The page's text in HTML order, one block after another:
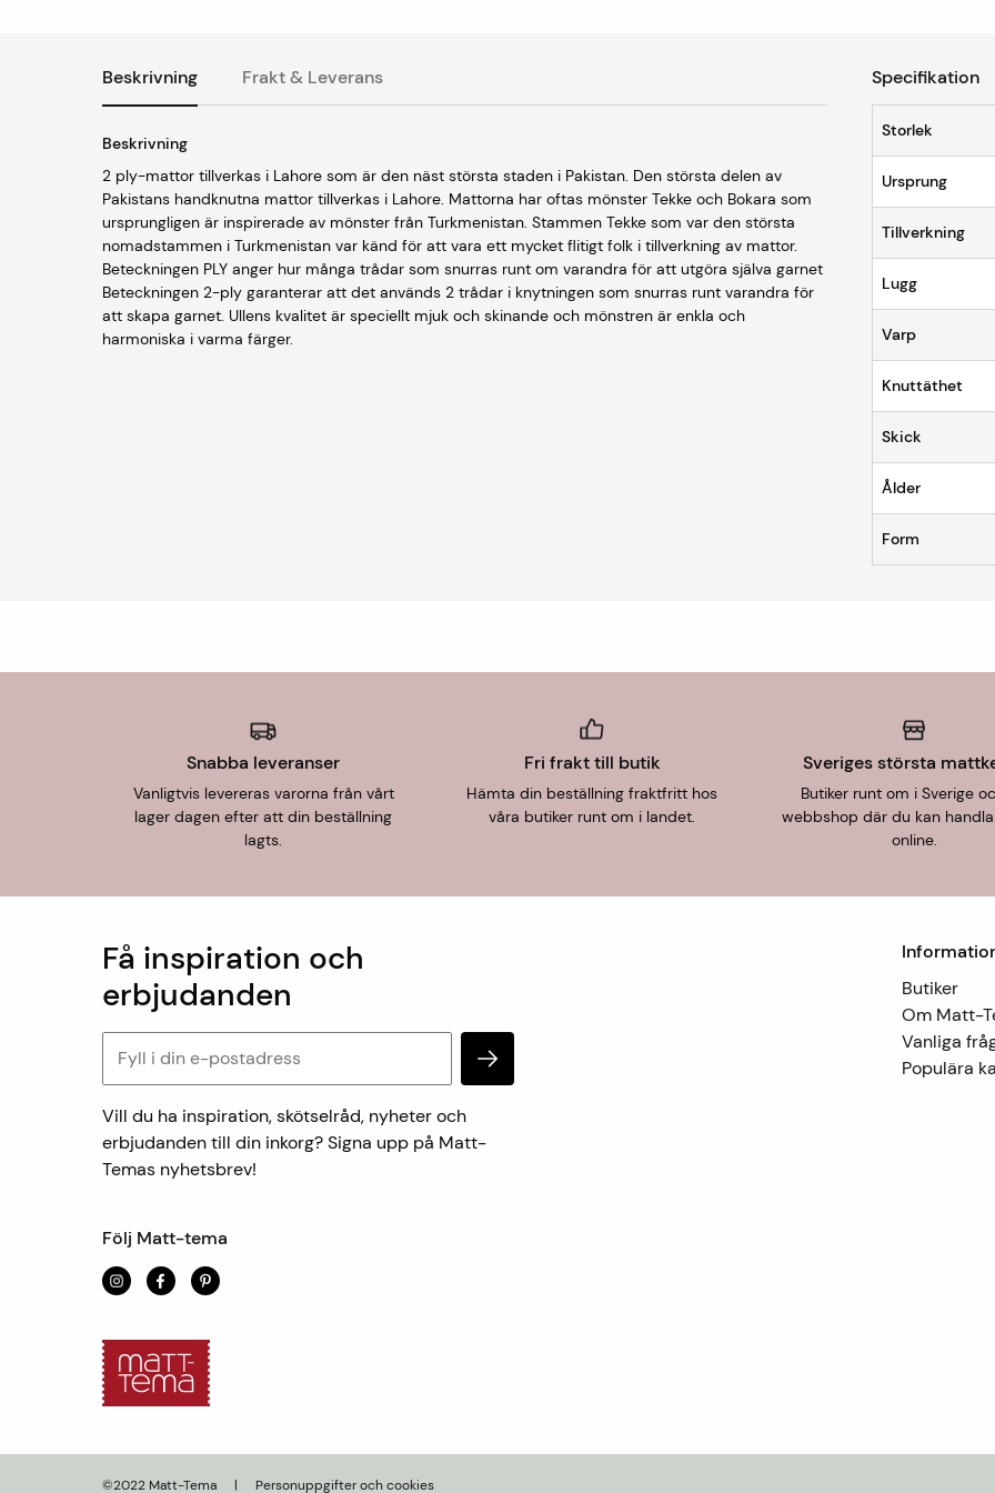
Beskrivning Frakt & Leverans
Beskrivning
2 ply-mattor tillverkas i Lahore som är den näst största staden i Pakistan. Den största delen av
Pakistans handknutna mattor tillverkas i Lahore. Mattorna har oftas mönster Tekke och Bokara som
ursprungligen är inspirerade av mönster från Turkmenistan. Stammen Tekke som var den största
nomadstammen i Turkmenistan var känd för att vara ett mycket flitigt folk i tillverkning av mattor.
Beteckningen PLY anger hur många trådar som snurras runt om varandra för att utgöra själva garnet
Beteckningen 2-ply garanterar att det används 2 trådar i knytningen som snurras runt varandra för
att skapa garnet. Ullens kvalitet är speciellt mjuk och skinande och mönstren är enkla och
harmoniska i varma färger.
Specifikation
Storlek
Ursprung
Tillverkning
Lugg
Varp
Knuttäthet
Skick
Ålder
Form
Snabba leveranser
Vanligtvis levereras varorna från vårt
lager dagen efter att din beställning
lagts.
Fri frakt till butik
Hämta din beställning fraktfritt hos
våra butiker runt om i landet.
Sveriges största
Butiker runt om i Sverige
webbshop där du kan
online.
Butiker
Om Matt-
Vanliga
Populära
Få inspiration och
erbjudanden
Vill du ha inspiration, skötselråd, nyheter och
erbjudanden till din inkorg? Signa upp på Matt-
Temas nyhetsbrev!
Följ Matt-tema
©2022 Matt-Tema | Personuppgifter och cookies